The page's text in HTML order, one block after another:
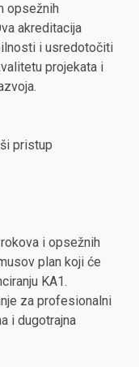
opsežnih
akreditacija
i usredotočiti
projekata i
pristup
i opsežnih
plan koji će
KA1.
za profesionalni
i dugotrajna